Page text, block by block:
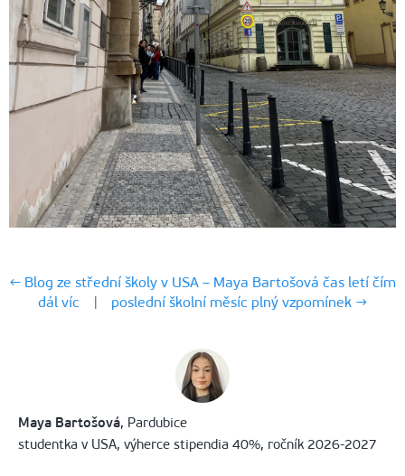
← Blog ze střední školy v USA – Maya Bartošová čas letí čím
dál víc
| poslední školní měsíc plný vzpomínek →
Maya Bartošová, Pardubice
studentka v USA, výherce stipendia 40%, ročník 2026-2027